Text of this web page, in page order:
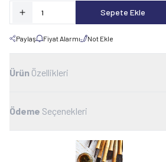
Sepete Ekle
Paylaş Fiyat Alarmı Not Ekle
Ürün Özellikleri
Ödeme Seçenekleri